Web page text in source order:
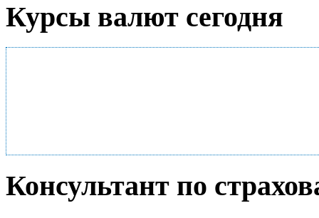
Курсы валют сегодня
Консультант по